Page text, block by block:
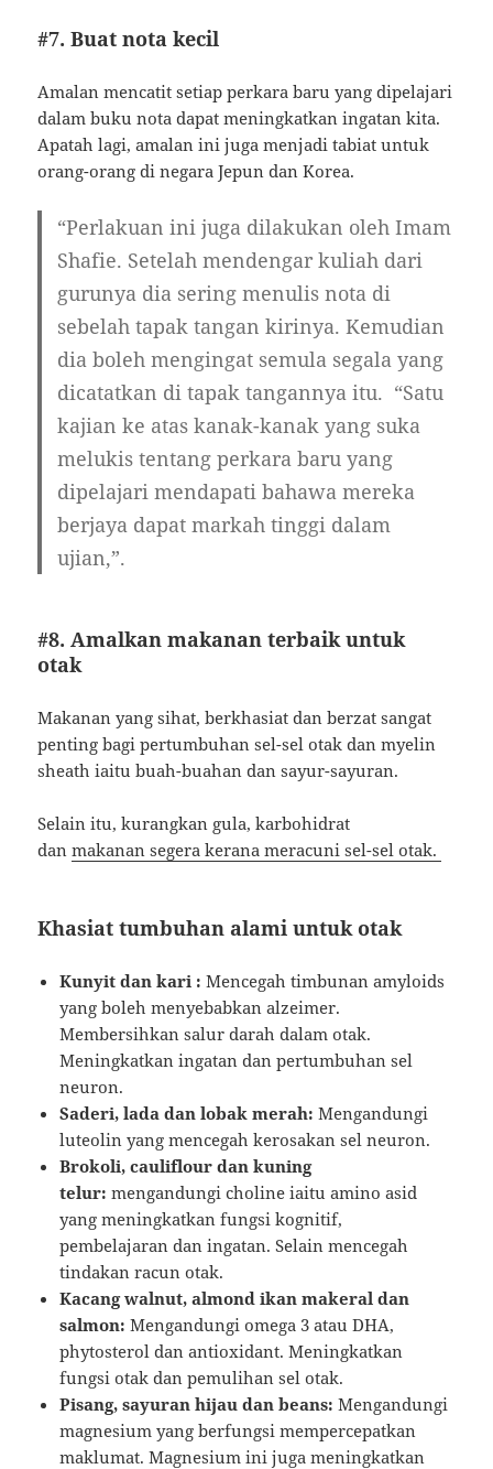
#7. Buat nota kecil
Amalan mencatit setiap perkara baru yang dipelajari
dalam buku nota dapat meningkatkan ingatan kita.
Apatah lagi, amalan ini juga menjadi tabiat untuk
orang-orang di negara Jepun dan Korea.
“Perlakuan ini juga dilakukan oleh Imam
Shafie. Setelah mendengar kuliah dari
gurunya dia sering menulis nota di
sebelah tapak tangan kirinya. Kemudian
dia boleh mengingat semula segala yang
dicatatkan di tapak tangannya itu. “Satu
kajian ke atas kanak-kanak yang suka
melukis tentang perkara baru yang
dipelajari mendapati bahawa mereka
berjaya dapat markah tinggi dalam
ujian,”.
#8. Amalkan makanan terbaik untuk
otak
Makanan yang sihat, berkhasiat dan berzat sangat
penting bagi pertumbuhan sel-sel otak dan myelin
sheath iaitu buah-buahan dan sayur-sayuran.
Selain itu, kurangkan gula, karbohidrat
danmakanan segera kerana meracuni sel-sel otak.
Khasiat tumbuhan alami untuk otak
Kunyit dan kari : Mencegah timbunan amyloids
yang boleh menyebabkan alzeimer.
Membersihkan salur darah dalam otak.
Meningkatkan ingatan dan pertumbuhan sel
neuron.
Saderi, lada dan lobak merah: Mengandungi
luteolin yang mencegah kerosakan sel neuron.
Brokoli, cauliflour dan kuning
telur: mengandungi choline iaitu amino asid
yang meningkatkan fungsi kognitif,
pembelajaran dan ingatan. Selain mencegah
tindakan racun otak.
Kacang walnut, almond ikan makeral dan
salmon: Mengandungi omega 3 atau DHA,
phytosterol dan antioxidant. Meningkatkan
fungsi otak dan pemulihan sel otak.
Pisang, sayuran hijau dan beans: Mengandungi
magnesium yang berfungsi mempercepatkan
maklumat. Magnesium ini juga meningkatkan